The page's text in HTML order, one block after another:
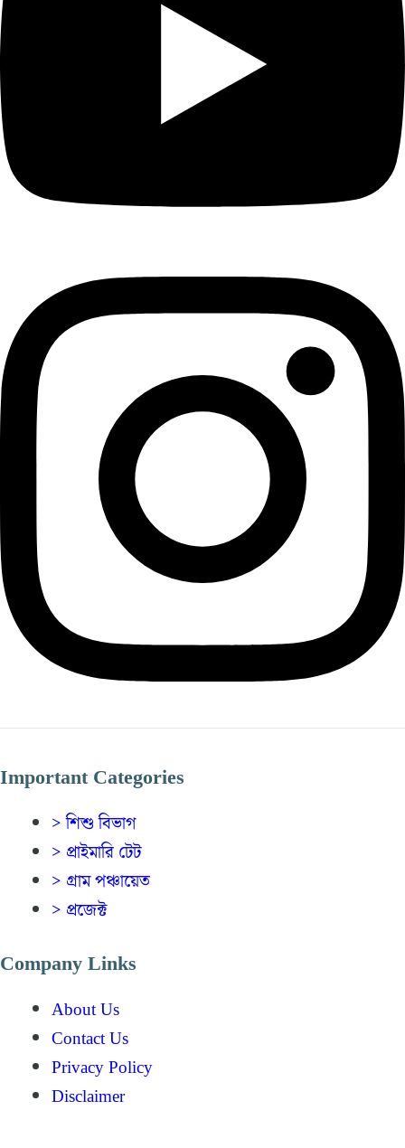
Important Categories
> শিশু বিভাগ
> প্রাইমারি টেট
> গ্রাম পঞ্চায়েত
> প্রজেক্ট
Company Links
About Us
Contact Us
Privacy Policy
Disclaimer